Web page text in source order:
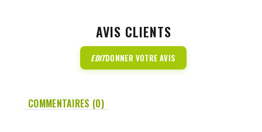
AVIS CLIENTS
EDITDONNER VOTRE AVIS
COMMENTAIRES (0)